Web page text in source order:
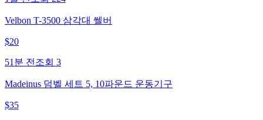
Velbon T-3500 삼각대 쎌버
$20
51분 전 조회 3
Madeinus 덤벨 세트 5, 10파운드 운동기구
$35